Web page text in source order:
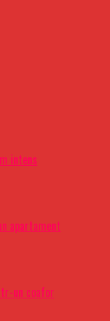
intens
apartament
un coafor